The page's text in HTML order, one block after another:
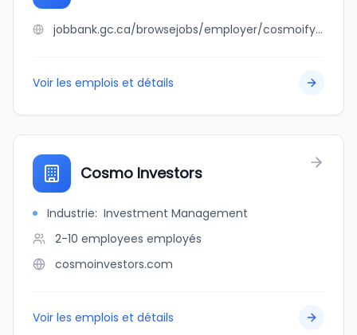
jobbank.gc.ca/browsejobs/employer/cosmoify+inc./ca
Voir les emplois et détails
Cosmo Investors
Industrie: Investment Management
2-10 employees employés
cosmoinvestors.com
Voir les emplois et détails